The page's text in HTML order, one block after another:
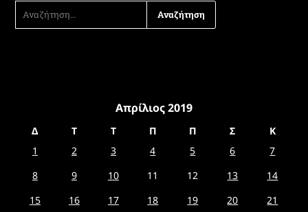
ΑΝΑΖΉΤΗΣΗ
ΓΙΑ:
Απρίλιος 2019
Δ Τ Τ Π Π Σ
Κ
1
2 3 4 5 6
7
8
9 10 11 12 13
14
15
16 17 18 19 20
21